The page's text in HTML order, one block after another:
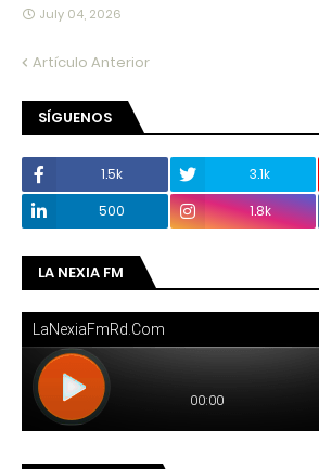
July 04, 2026
Artículo Anterior
SÍGUENOS
1.5k 3.1k
500
1.8k
LA NEXIA FM